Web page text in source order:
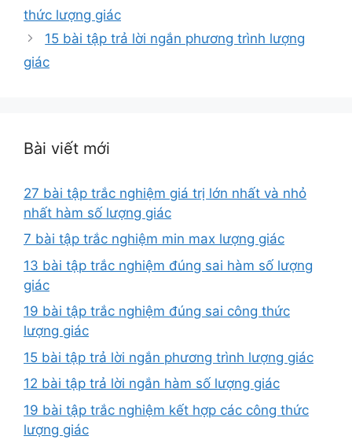
thức lượng giác
15 bài tập trả lời ngắn phương trình lượng
giác
Bài viết mới
27 bài tập trắc nghiệm giá trị lớn nhất và nhỏ
nhất hàm số lượng giác
7 bài tập trắc nghiệm min max lượng giác
13 bài tập trắc nghiệm đúng sai hàm số lượng
giác
19 bài tập trắc nghiệm đúng sai công thức
lượng giác
15 bài tập trả lời ngắn phương trình lượng giác
12 bài tập trả lời ngắn hàm số lượng giác
19 bài tập trắc nghiệm kết hợp các công thức
lượng giác